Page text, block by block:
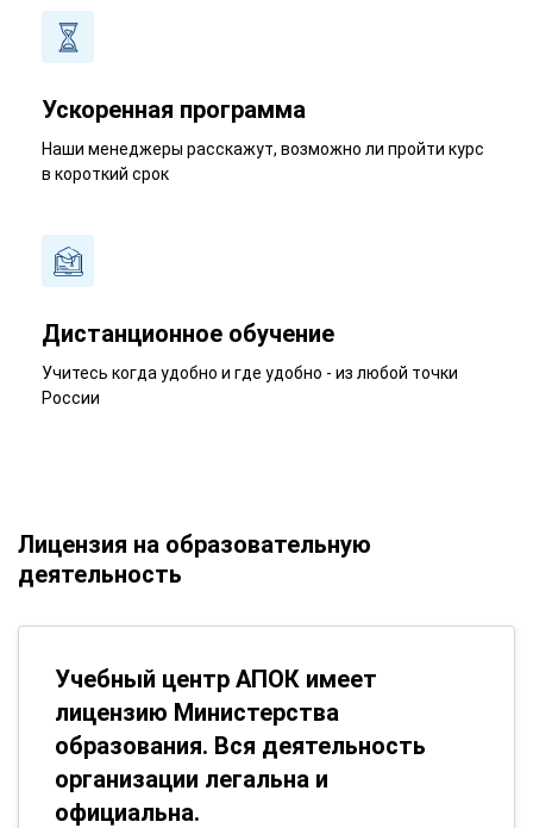
Ускоренная программа
Наши менеджеры расскажут, возможно ли пройти курс
в короткий срок
Дистанционное обучение
Учитесь когда удобно и где удобно - из любой точки
России
Лицензия на образовательную
деятельность
Учебный центр АПОК имеет
лицензию Министерства
образования. Вся деятельность
организации легальна и
официальна.